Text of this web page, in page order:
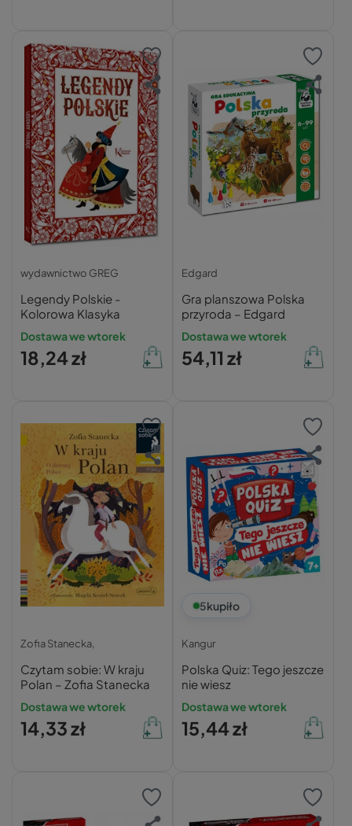
wydawnictwo GREG
Legendy Polskie -
Kolorowa Klasyka
Dostawa we wtorek
18,24 zł
Edgard
Gra planszowa Polska
przyroda – Edgard
Dostawa we wtorek
54,11 zł
Zofia Stanecka,
Czytam sobie: W kraju
Polan – Zofia Stanecka
Dostawa we wtorek
14,33 zł
5kupiło
Kangur
Polska Quiz: Tego jeszcze
nie wiesz
Dostawa we wtorek
15,44 zł